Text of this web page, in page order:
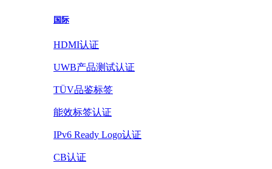
国际
HDMI认证
UWB产品测试认证
TÜV品鉴标签
能效标签认证
IPv6 Ready Logo认证
CB认证